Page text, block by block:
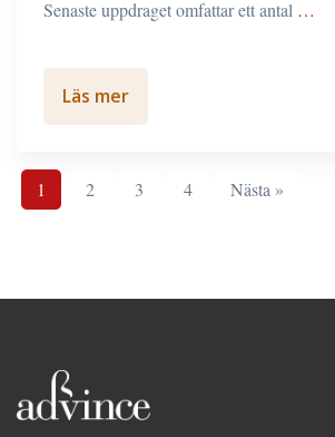
Senaste uppdraget omfattar ett antal …
Läs mer
1 2 3 4 Nästa »